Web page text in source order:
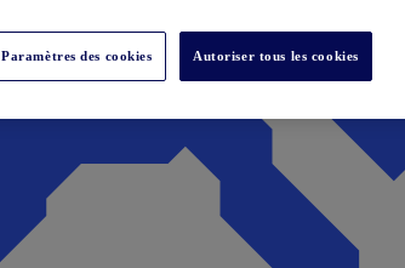
Paramètres des cookies Autoriser tous les cookies